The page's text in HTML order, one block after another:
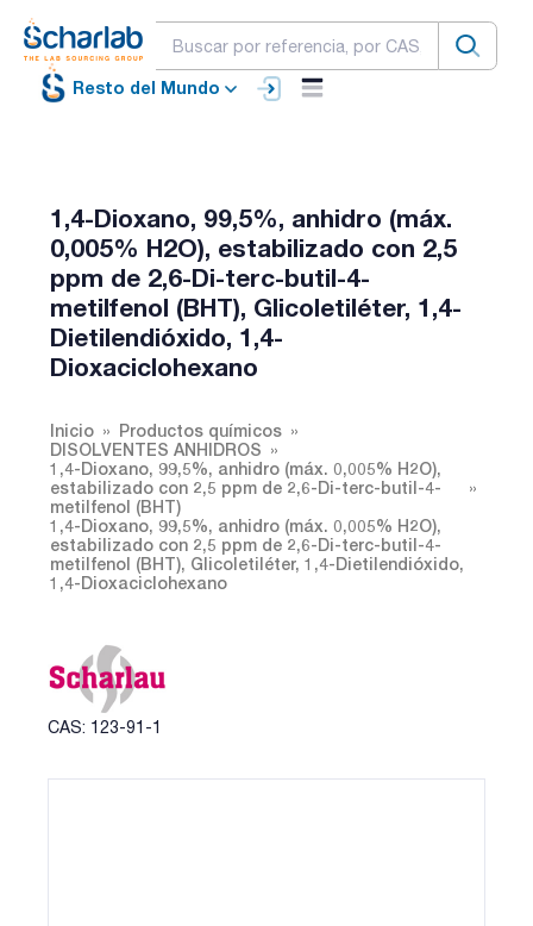
Resto del Mundo
1,4-Dioxano, 99,5%, anhidro (máx.
0,005% H2O), estabilizado con 2,5
ppm de 2,6-Di-terc-butil-4-
metilfenol (BHT), Glicoletiléter, 1,4-
Dietilendióxido, 1,4-
Dioxaciclohexano
Inicio
Productos químicos
DISOLVENTES ANHIDROS
1,4-Dioxano, 99,5%, anhidro (máx. 0,005% H2O),
estabilizado con 2,5 ppm de 2,6-Di-terc-butil-4-
metilfenol (BHT)
1,4-Dioxano, 99,5%, anhidro (máx. 0,005% H2O),
estabilizado con 2,5 ppm de 2,6-Di-terc-butil-4-
metilfenol (BHT), Glicoletiléter, 1,4-Dietilendióxido,
1,4-Dioxaciclohexano
CAS: 123-91-1